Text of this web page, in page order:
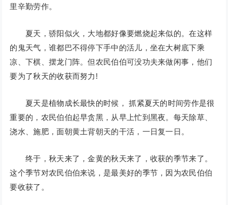
里辛勤劳作。
夏天，骄阳似火，大地都好像要燃烧起来似的。在这样
的鬼天气，谁都巴不得停下手中的活儿，坐在大树底下乘
凉、下棋、摆龙门阵。但农民伯伯可没功夫来做闲事，他们
要为了秋天的收获而努力!
夏天是植物成长最快的时候， 抓紧夏天的时间劳作是很
重要的，农民伯伯起早贪黑，从早上忙到黑夜。每天除草、
浇水、施肥，面朝黄土背朝天的干活，一日复一日。
终于，秋天来了，金黄的秋天来了，收获的季节来了。
这个季节对农民伯伯来说，是最美好的季节，因为农民伯伯
要收获了。